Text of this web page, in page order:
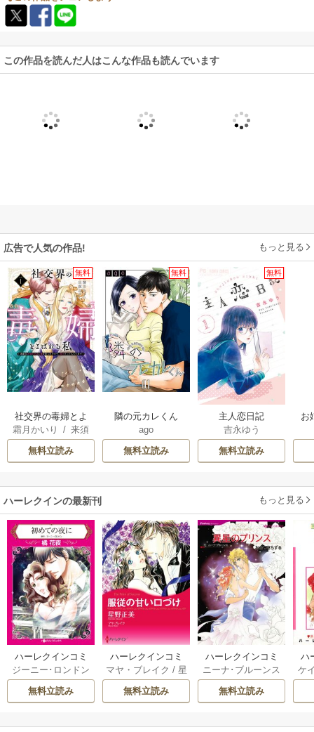
この作品を読んだ人はこんな作品も読んでいます
広告で人気の作品! もっと見る
無料
社交界の毒婦とよ
ばれる私～素敵な
辺境伯令息に腕を
折られたので、責
す～
霜月かいり /来須
みかん
無料立読み
無料
隣の元カレくん
ago
無料立読み
無料
主人恋日記
吉永ゆう
無料立読み
お
ハーレクインの最新刊 もっと見る
ハーレクインコミ
ックス セット 202
6年 vol.1064 1巻
ジーニー･ロンドン
橘花夜 / メアリ
ー･ライアンズ
ーガン/星合操/ア
無料立読み
ハーレクインコミ
ックス セット 202
6年 vol.1002 1巻
マヤ・ブレイク / 星
野正美/
ヘレン･ブ
ルックス/のわきね
ウェイ/一重夕子
無料立読み
ハーレクインコミ
ックス セット 202
6年 vol.1063 1巻
ニーナ･ブルーンス
おおつきちずる
レベッカ･ヨーク
ーディ/海野みつる
無料立読み
ハ
ッ
ケ
ザ